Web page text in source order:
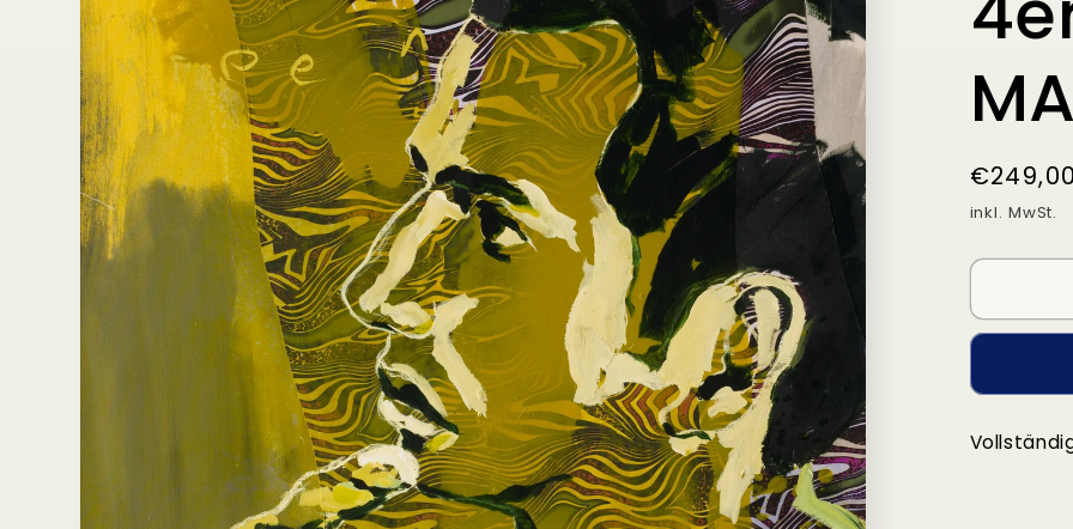
Preis
inkl. MwSt.